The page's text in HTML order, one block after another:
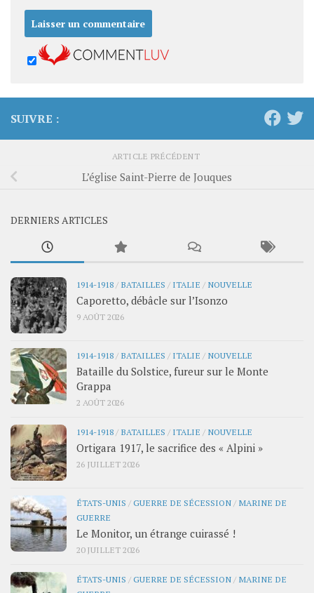
SUIVRE :
ARTICLE PRÉCÉDENT
L’église Saint-Pierre de Jouques
DERNIERS ARTICLES
1914-1918 / BATAILLES / ITALIE / NOUVELLE
Caporetto, débâcle sur l’Isonzo
9 AOÛT 2026
1914-1918 / BATAILLES / ITALIE / NOUVELLE
Bataille du Solstice, fureur sur le Monte
Grappa
2 AOÛT 2026
1914-1918 / BATAILLES / ITALIE / NOUVELLE
Ortigara 1917, le sacrifice des « Alpini »
26 JUILLET 2026
ÉTATS-UNIS /GUERRE DE SÉCESSION / MARINE DE
GUERRE
Le Monitor, un étrange cuirassé !
20 JUILLET 2026
ÉTATS-UNIS /GUERRE DE SÉCESSION / MARINE DE